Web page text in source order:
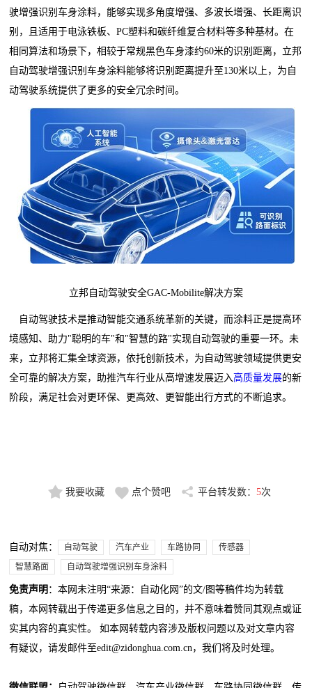
驶增强识别车身涂料，能够实现多角度增强、多波长增强、长距离识
别，且适用于电泳铁板、PC塑料和碳纤维复合材料等多种基材。在
相同算法和场景下，相较于常规黑色车身漆约60米的识别距离，立邦
自动驾驶增强识别车身涂料能够将识别距离提升至130米以上，为自
动驾驶系统提供了更多的安全冗余时间。
立邦自动驾驶安全GAC-Mobilite解决方案
自动驾驶技术是推动智能交通系统革新的关键，而涂料正是提高环
境感知、助力"聪明的车"和"智慧的路"实现自动驾驶的重要一环。未
来，立邦将汇集全球资源，依托创新技术，为自动驾驶领域提供更安
全可靠的解决方案，助推汽车行业从高增速发展迈入 高质量发展的新
阶段，满足社会对更环保、更高效、更智能出行方式的不断追求。
我要收藏 点个赞吧 平台转发数： 5次
自动对焦： 自动驾驶 汽车产业 车路协同
传感器
智慧路面
自动驾驶增强识别车身涂料
免责声明 ：本网未注明“来源：自动化网”的文/图等稿件均为转载
稿，本网转载出于传递更多信息之目的，并不意味着赞同其观点或证
实其内容的真实性。 如本网转载内容涉及版权问题以及对文章内容
有疑议，请发邮件至edit@zidonghua.com.cn，我们将及时处理。